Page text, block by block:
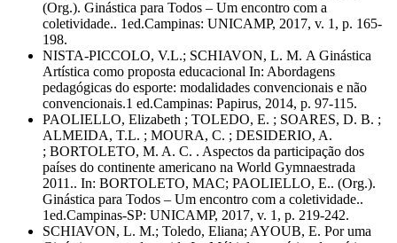
(Org.). Ginástica para Todos – Um encontro com a
coletividade.. 1ed.Campinas: UNICAMP, 2017, v. 1, p. 165-
198.
NISTA-PICCOLO, V.L.; SCHIAVON, L. M. A Ginástica
Artística como proposta educacional In: Abordagens
pedagógicas do esporte: modalidades convencionais e não
convencionais.1 ed.Campinas: Papirus, 2014, p. 97-115.
PAOLIELLO, Elizabeth ; TOLEDO, E. ; SOARES, D. B. ;
ALMEIDA, T.L. ; MOURA, C. ; DESIDERIO, A.
; BORTOLETO, M. A. C. . Aspectos da participação dos
países do continente americano na World Gymnaestrada
2011.. In: BORTOLETO, MAC; PAOLIELLO, E.. (Org.).
Ginástica para Todos – Um encontro com a coletividade..
1ed.Campinas-SP: UNICAMP, 2017, v. 1, p. 219-242.
SCHIAVON, L. M.; Toledo, Eliana; AYOUB, E. Por uma